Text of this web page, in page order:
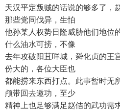
天汉平定叛贼的话说的够多了，
那些党同伐异，生怕
他孙某人权势日隆威胁他们地位
什么油水可捞，不像
去年攻破阳苴咩城，舜化贞的王
份大的，各位大臣也
都能捞来东西打点。此事暂时无
颅带回去邀功，至少
精神上也足够满足赵佶的武功需